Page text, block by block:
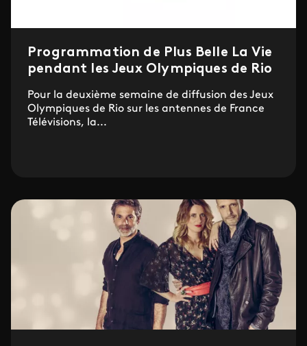
Programmation de Plus Belle La Vie
pendant les Jeux Olympiques de Rio
Pour la deuxième semaine de diffusion des Jeux
Olympiques de Rio sur les antennes de France
Télévisions, la...